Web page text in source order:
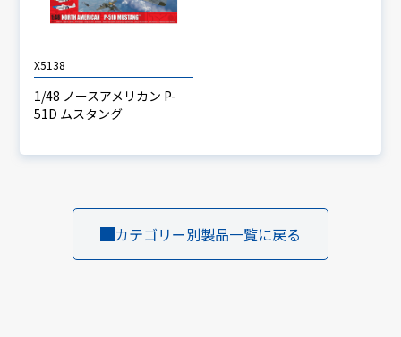
X5138
1/48 ノースアメリカン P-
51D ムスタング
カテゴリー別製品一覧に戻る